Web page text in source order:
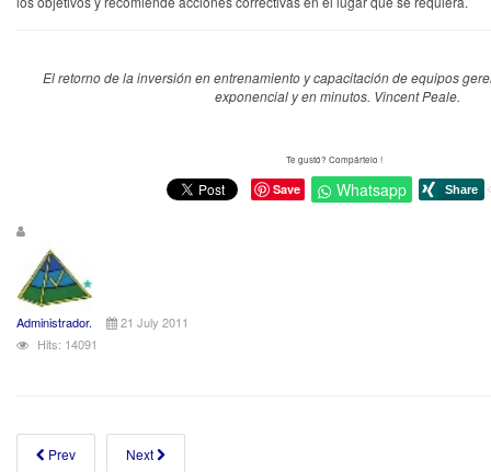
El retorno de la inversión en entrenamiento y capacitación de equipos
exponencial y en minutos. Vincent Peale.
Te gustó? Compártelo !
Save Whatsapp
Administrador.
21 July 2011
Hits: 14091
Prev Next